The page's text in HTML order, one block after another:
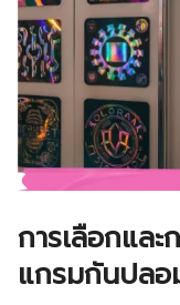
การเลือกและ
แกรมกันปลอ